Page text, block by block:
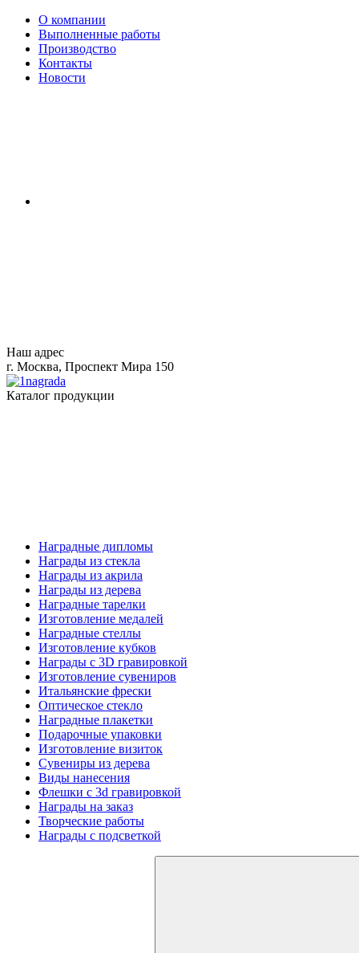
О компании
Выполненные работы
Производство
Контакты
Новости
Наш адрес
г. Москва, Проспект Мира 150
Каталог продукции
Наградные дипломы
Награды из стекла
Награды из акрила
Награды из дерева
Наградные тарелки
Изготовление медалей
Наградные стеллы
Изготовление кубков
Награды с 3D гравировкой
Изготовление сувениров
Итальянские фрески
Оптическое стекло
Наградные плакетки
Подарочные упаковки
Изготовление визиток
Сувениры из дерева
Виды нанесения
Флешки с 3d гравировкой
Награды на заказ
Творческие работы
Награды с подсветкой